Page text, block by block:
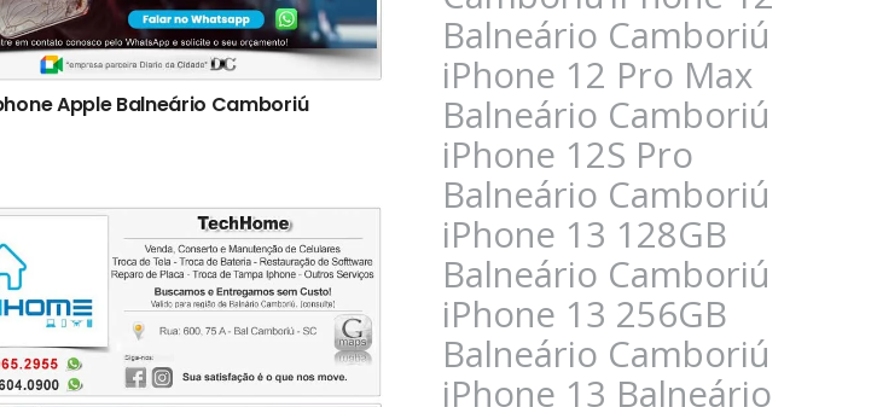
Apple Balneário Camboriú
Balneário Camboriú
iPhone 12 Pro Max
Balneário Camboriú
iPhone 12S Pro
Balneário Camboriú
iPhone 13 128GB
Balneário Camboriú
iPhone 13 256GB
Balneário Camboriú
iPhone 13 Balneário